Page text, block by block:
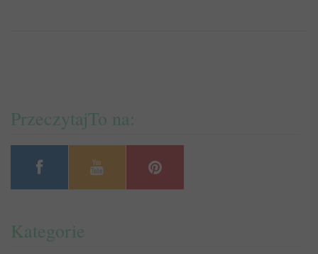
PrzeczytajTo na:
Kategorie